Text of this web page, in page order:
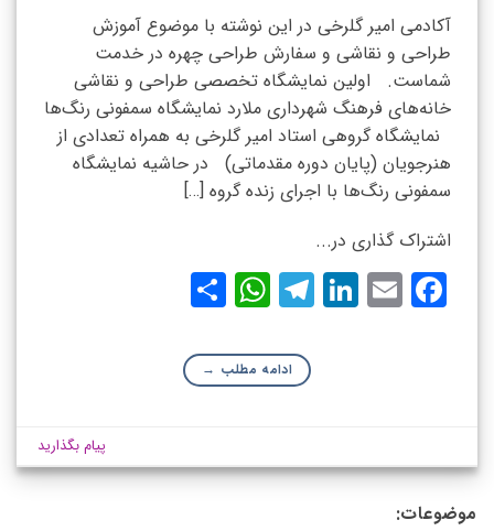
آکادمی امیر گلرخی در این نوشته با موضوع آموزش
طراحی و نقاشی و سفارش طراحی چهره در خدمت
شماست. اولین نمایشگاه تخصصی طراحی و نقاشی
خانه‌های فرهنگ شهرداری ملارد نمایشگاه سمفونی رنگ‌ها
نمایشگاه گروهی استاد امیر گلرخی به همراه تعدادی از
هنرجویان (پایان دوره مقدماتی) در حاشیه نمایشگاه
سمفونی رنگ‌ها با اجرای زنده گروه […]
اشتراک گذاری در...
Facebook
Email
LinkedIn
Telegram
WhatsApp
ادامه مطلب →
پیام بگذارید
موضوعات: